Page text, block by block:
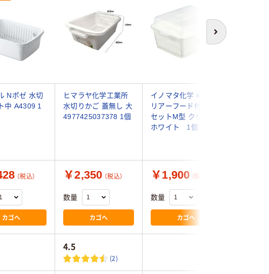
次へ
Nポゼ 水切
中 A4309 1
ヒマラヤ化学工業所
水切りかご 蓋無し 大
4977425037378 1個
イノマタ化学 #50 ク
リアーフード付水切
セットM型 クリアー
ホワイト 1個
（税込）
カゴへ
￥2,350 （税込）
数量
カゴへ
￥1,900 （税込）
数量
カゴへ
4.5
(2)